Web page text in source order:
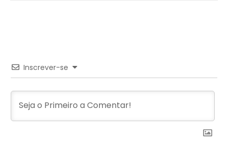
Inscrever-se